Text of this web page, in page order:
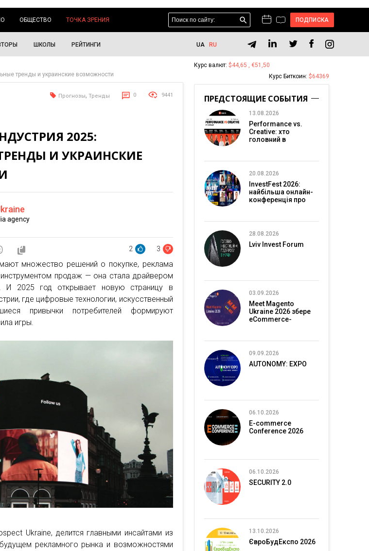
ОБЩЕСТВО ТОЧКА ЗРЕНИЯ ПОДПИСКА
ШКОЛЫ РЕЙТИНГИ UA RU
тренды и украинские возможности
Прогнозы, Тренды 0 9441
2025:
И УКРАИНСКИЕ
agency
2 3
множество решений о покупке, реклама
продаж — она стала драйвером
И 2025 год открывает новую страницу в
где цифровые технологии, искусственный
привычки потребителей формируют
игры.
Ukraine, делится главными инсайтами из
рекламного рынка и возможностями
Курс валют: $44,65 , €51,50
Курс Биткоин: $64369
ПРЕДСТОЯЩИЕ СОБЫТИЯ
13.08.2026
Performance vs.
Creative: хто
головний в
20.08.2026
InvestFest 2026:
найбільша онлайн-
конференція про
28.08.2026
Lviv Invest Forum
03.09.2026
Meet Magento
Ukraine 2026 збере
eCommerce-
09.09.2026
AUTONOMY: EXPO
06.10.2026
E-commerce
Conference 2026
06.10.2026
SECURITY 2.0
13.10.2026
ЄвроБудЕкспо 2026